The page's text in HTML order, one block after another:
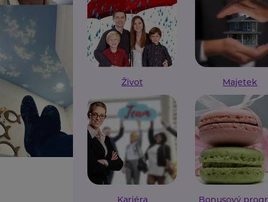
Život Majetek
Kariéra Bonusový